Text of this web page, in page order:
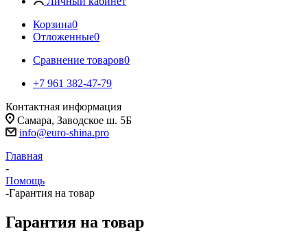
Корзина0
Отложенные0
Сравнение товаров0
+7 961 382-47-79
Контактная информация
Самара, Заводское ш. 5Б
info@euro-shina.pro
Главная
-
Помощь
-Гарантия на товар
Гарантия на товар